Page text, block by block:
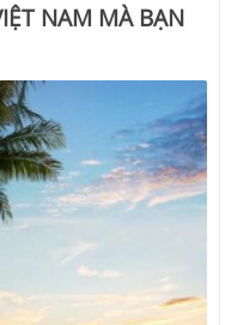
NAM MÀ BẠN